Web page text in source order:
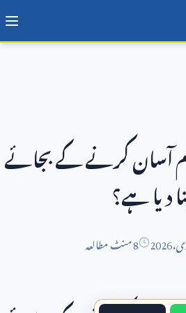
آسان کرنے کے بجائے
دیا ہے؟
2026 8 منٹ مطالعہ